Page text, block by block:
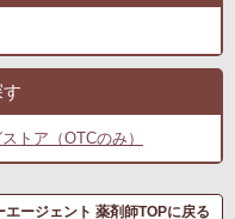
トア（OTCのみ）
エージェント 薬剤師TOPに戻る